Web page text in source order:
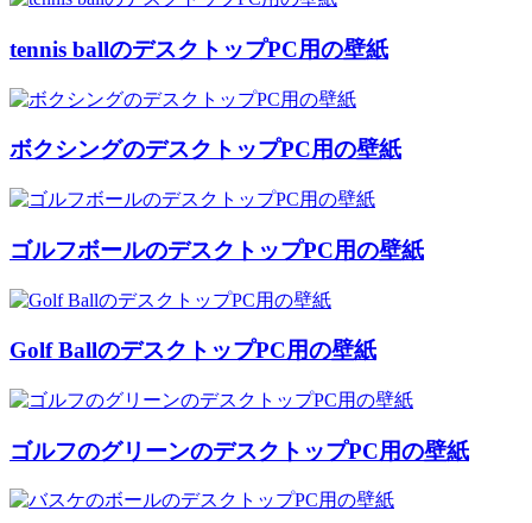
tennis ballのデスクトップPC用の壁紙
ボクシングのデスクトップPC用の壁紙
ゴルフボールのデスクトップPC用の壁紙
Golf BallのデスクトップPC用の壁紙
ゴルフのグリーンのデスクトップPC用の壁紙